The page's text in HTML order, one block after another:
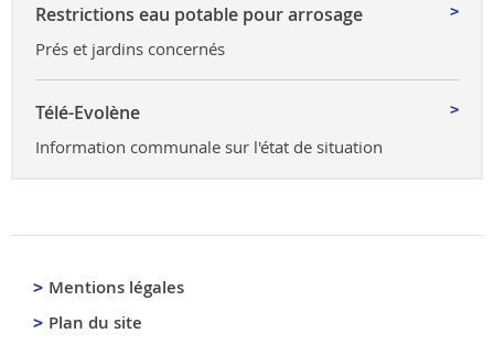
Restrictions eau potable pour arrosage
Prés et jardins concernés
Télé-Evolène
Information communale sur l'état de situation
Mentions légales
Plan du site